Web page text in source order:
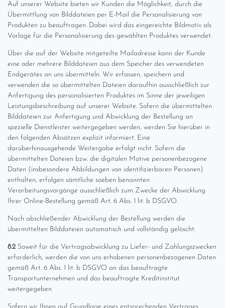
Auf unserer Website bieten wir Kunden die Möglichkeit, durch die
Übermittlung von Bilddateien per E-Mail die Personalisierung von
Produkten zu beauftragen. Dabei wird das eingereichte Bildmotiv als
Vorlage für die Personalisierung des gewählten Produktes verwendet.
Über die auf der Website mitgeteilte Mailadresse kann der Kunde
eine oder mehrere Bilddateien aus dem Speicher des verwendeten
Endgerätes an uns übermitteln. Wir erfassen, speichern und
verwenden die so übermittelten Dateien daraufhin ausschließlich zur
Anfertigung des personalisierten Produktes im Sinne der jeweiligen
Leistungsbeschreibung auf unserer Website. Sofern die übermittelten
Bilddateien zur Anfertigung und Abwicklung der Bestellung an
spezielle Dienstleister weitergegeben werden, werden Sie hierüber in
den folgenden Absätzen explizit informiert. Eine
darüberhinausgehende Weitergabe erfolgt nicht. Sofern die
übermittelten Dateien bzw. die digitalen Motive personenbezogene
Daten (insbesondere Abbildungen von identifizierbaren Personen)
enthalten, erfolgen sämtliche soeben benannten
Verarbeitungsvorgänge ausschließlich zum Zwecke der Abwicklung
Ihrer Online-Bestellung gemäß Art. 6 Abs. 1 lit. b DSGVO.
Nach abschließender Abwicklung der Bestellung werden die
übermittelten Bilddateien automatisch und vollständig gelöscht.
8.2Soweit für die Vertragsabwicklung zu Liefer- und Zahlungszwecken
erforderlich, werden die von uns erhobenen personenbezogenen Daten
gemäß Art. 6 Abs. 1 lit. b DSGVO an das beauftragte
Transportunternehmen und das beauftragte Kreditinstitut
weitergegeben.